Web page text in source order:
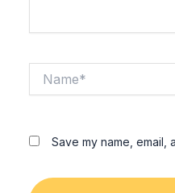
Save my name, email,